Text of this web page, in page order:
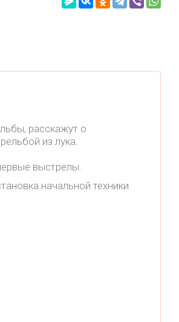
расскажут о
из лука.
выстрелы.
начальной техники